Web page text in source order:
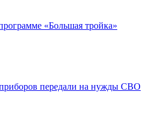
«Большая тройка»
передали на нужды СВО